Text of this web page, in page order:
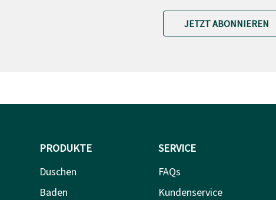
JETZT ABONNIEREN
PRODUKTE
Duschen
Baden
SERVICE
FAQs
Kundenservice